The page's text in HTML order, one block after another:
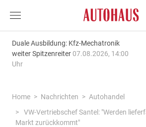
Duale Ausbildung: Kfz-Mechatronik
weiter Spitzenreiter 07.08.2026, 14:00
Uhr
Home Nachrichten
Autohandel
VW-Vertriebschef Santel: "Werden
Markt zurückkommt"